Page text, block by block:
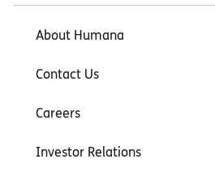
About Humana
Contact Us
Careers
Investor Relations